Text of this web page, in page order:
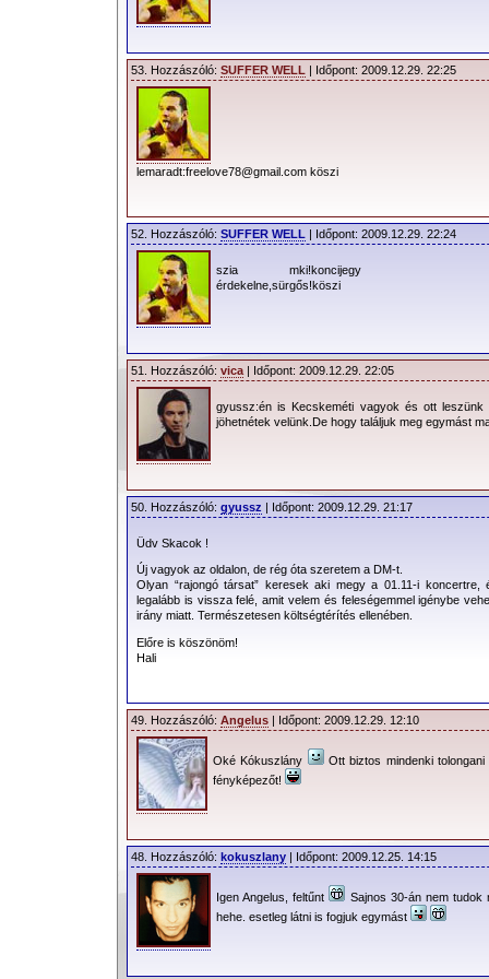
53. Hozzászóló: SUFFER WELL | Időpont: 2009.12.29. 22:25
lemaradt:freelove78@gmail.com köszi
52. Hozzászóló: SUFFER WELL | Időpont: 2009.12.29. 22:24
szia mki!koncijegy
érdekelne,sürgős!köszi
51. Hozzászóló: vica | Időpont: 2009.12.29. 22:05
gyussz:én is Kecskeméti vagyok és ott leszünk
jöhetnétek velünk.De hogy találjuk meg egymást
50. Hozzászóló: gyussz | Időpont: 2009.12.29. 21:17
Üdv Skacok !
Új vagyok az oldalon, de rég óta szeretem a DM-t.
Olyan “rajongó társat” keresek aki megy a 01.11-i
legalább is vissza felé, amit velem és feleségemmel igénybe
irány miatt. Természetesen költségtérítés ellenében.
Előre is köszönöm!
Hali
49. Hozzászóló: Angelus | Időpont: 2009.12.29. 12:10
Oké Kókuszlány
Ott biztos mindenki
fényképezőt!
48. Hozzászóló: kokuszlany | Időpont: 2009.12.25. 14:15
Igen Angelus, feltűnt
Sajnos 30-án nem tudok
hehe. esetleg látni is fogjuk egymást